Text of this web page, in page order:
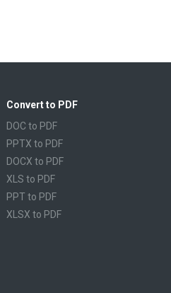
Convert to PDF
DOC to PDF
PPTX to PDF
DOCX to PDF
XLS to PDF
PPT to PDF
XLSX to PDF